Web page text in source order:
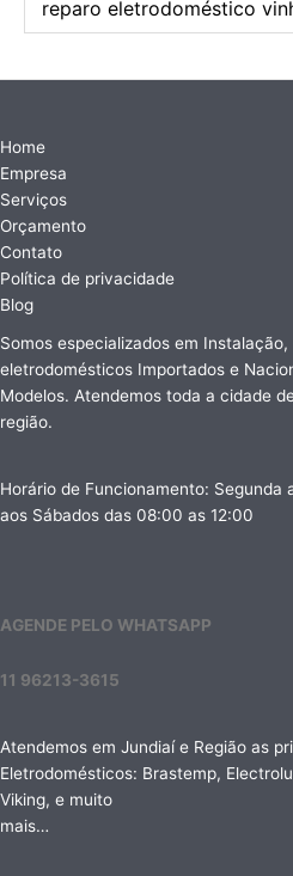
reparo eletrodoméstico
Home
Empresa
Serviços
Orçamento
Contato
Política de privacidade
Blog
Somos especializados em
eletrodomésticos Importados e
Modelos. Atendemos toda a cidade
região.
Horário de Funcionamento: Segunda
aos Sábados das 08:00 as 12:00
AGENDE PELO WHATSAPP
11 96213-3615
Atendemos em Jundiaí e Região as
Eletrodomésticos: Brastemp,
Viking, e muito
mais…